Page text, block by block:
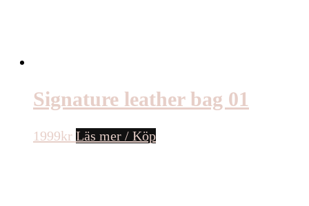
Signature leather bag 01
1999kr Läs mer / Köp